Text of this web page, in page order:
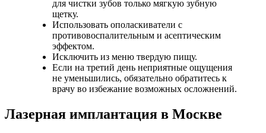
для чистки зубов только мягкую зубную
щетку.
Использовать ополаскиватели с
противовоспалительным и асептическим
эффектом.
Исключить из меню твердую пищу.
Если на третий день неприятные ощущения
не уменьшились, обязательно обратитесь к
врачу во избежание возможных осложнений.
Лазерная имплантация в Москве